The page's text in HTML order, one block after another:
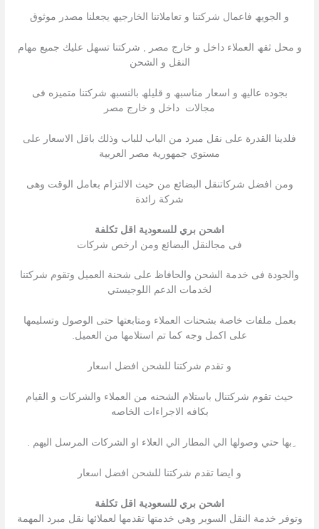
و الجویھ فاعمال شركتنا و تعاملاتنا الخارجیھ یجعلنا مصدر موثوق
و محل ثقھ العملاء داخل و خارج مصر , شركتنا تسھل علیك جمیع مھام
النقل و الشحن
بجوده عالیھ و اسعار مناسبھ و قلیلھ بالنسبھ شركتنا متمیزه فى
مجالات داخل و خارج مصر
فلدينا القدرة على نقل مبرد من الباب للباب وذلك باقل الاسعار على
مستوي جمهورية مصر العربية
ومن افضل شركاتنقل البضائع من حيث الالتزام بعامل الوقت وهى
شركة رائدة
اشحن بري للسعودية اقل تكلفة
فى مجالنقل البضائع ومن ارخص شركات
والجودة فى خدمة الشحن والحافاظ على شحنة العميل وتقوم شركتنا
لخدمات الدعم اللوجيستي
بعمل ملفات خاصة بشحنات العملاء ومتابعتها حتى الوصول وتسليمها
على اكمل وجه كما تم استلامها من العميل.
و تقدم شركتنا للشحن افضل اسعار
حيث تقوم شركتنال باستلام الشحنه من العملاء والشركات و القيام
بكافه الاجراءات الخاصه
ِبها حتي وصولها الي المطار الي العلاء او الشركات المرسل اليهم .
و ايضا تقدم شركتنا للشحن افضل اسعار
اشحن بري للسعودية اقل تكلفة
وتوفر خدمة النقل السوبر وهي خدمتها تقدمها لعملائها نقل مبرد المهمة